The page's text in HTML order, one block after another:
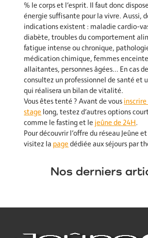
% le corps et l’esprit. Il faut donc
énergie suffisante pour la vivre. Aussi,
indications existent : maladie cardio-
diabète, troubles du comportement
fatigue intense ou chronique,
médication chimique, femmes
allaitantes, personnes âgées… En cas
consultez un professionnel de santé et
qui réalisera un bilan de vitalité.
Vous êtes tenté ? Avant de vous inscrire
stage long, testez d’autres options
comme le fasting et le jeûne de 24H.
Pour découvrir l’offre du réseau Jeûne
visitez la page dédiée aux séjours par
Nos derniers